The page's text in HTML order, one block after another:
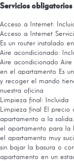
Servicios obligatorios
Acceso a Internet:
Acceso a Internet
Es un router instalado
Aire acondicionado:
Aire acondicionado
en el apartamento Es
y recoger el mando
nuestra oficina
Limpieza final: Incluida
Limpieza final
El precio
apartamento a la
el apartamento para la
el apartamento muy
sin bajar la basura o
apartamento en un